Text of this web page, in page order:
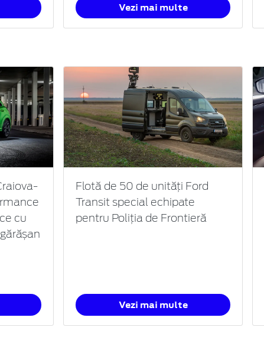
Vezi mai multe
cu
Flotă de 50 de unități Ford
Transit special echipate
pentru Poliția de Frontieră
Vezi mai multe